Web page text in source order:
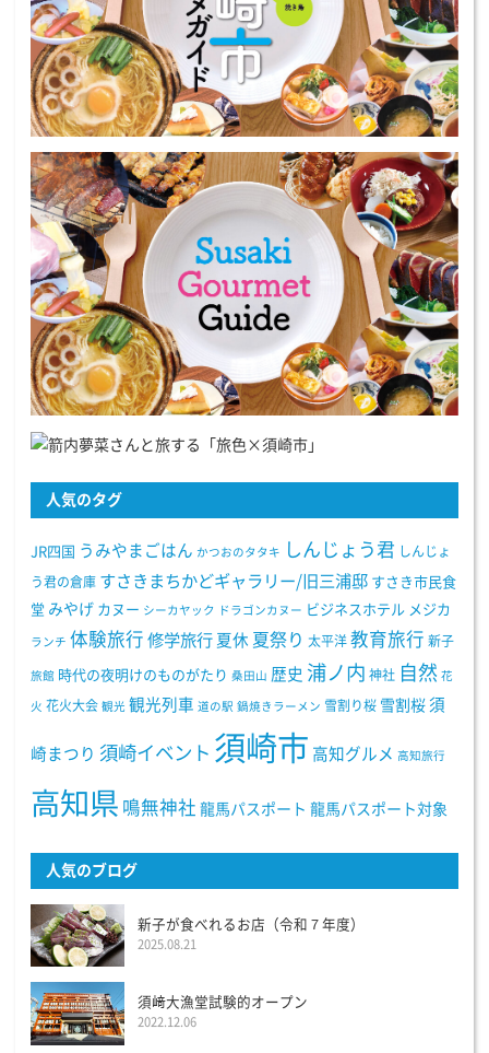
人気のタグ
JR四国 うみやまごはん かつおのタタキ しんじょう君 しんじょ
う君の倉庫 すさきまちかどギャラリー/旧三浦邸 すさき市民食
堂 みやげ カヌー シーカヤック ドラゴンカヌー ビジネスホテル メジカ
ランチ 体験旅行 修学旅行 夏休 夏祭り 太平洋 教育旅行 新子
旅館 時代の夜明けのものがたり 桑田山 歴史 浦ノ内 神社 自然 花
火 花火大会 観光 観光列車 道の駅 鍋焼きラーメン 雪割り桜 雪割桜 須
崎まつり 須崎イベント 須崎市 高知グルメ 高知旅行
高知県 鳴無神社 龍馬パスポート 龍馬パスポート対象
人気のブログ
新子が食べれるお店（令和７年度）
2025.08.21
須﨑大漁堂試験的オープン
2022.12.06